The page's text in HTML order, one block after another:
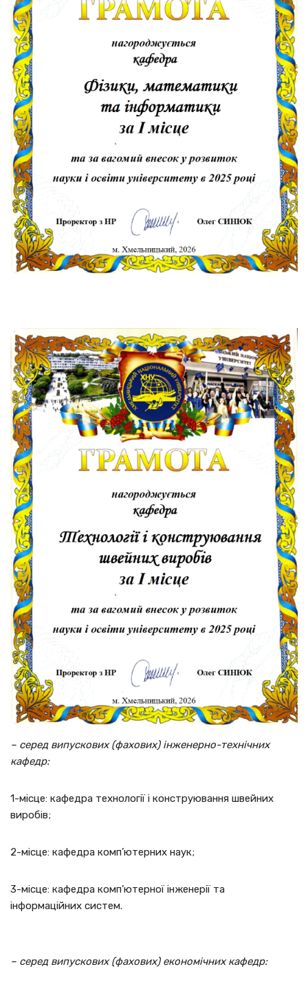
– серед випускових (фахових) інженерно-технічних
кафедр:
1-місце: кафедра технології і конструювання швейних
виробів;
2-місце: кафедра комп’ютерних наук;
3-місце: кафедра комп’ютерної інженерії та
інформаційних систем.
– серед випускових (фахових) економічних кафедр: